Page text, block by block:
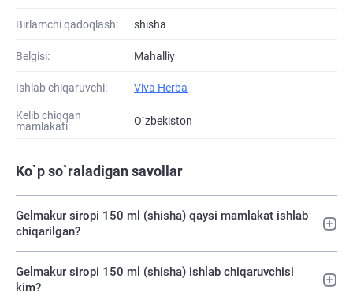
Birlamchi qadoqlash: shisha
Belgisi: Mahalliy
Ishlab chiqaruvchi: Viva Herba
Kelib chiqqan
mamlakati:
O`zbekiston
Ko`p so`raladigan savollar
Gelmakur siropi 150 ml (shisha) qaysi mamlakat ishlab
chiqarilgan?
Gelmakur siropi 150 ml (shisha) ishlab chiqaruvchisi
kim?